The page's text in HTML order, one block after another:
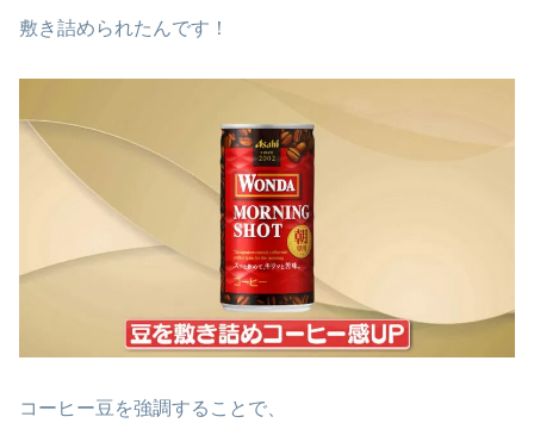
敷き詰められたんです！
コーヒー豆を強調することで、